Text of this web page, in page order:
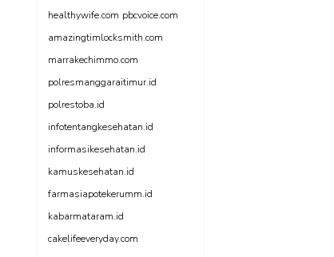
healthywife.com pbcvoice.com
amazingtimlocksmith.com
marrakechimmo.com
polresmanggaraitimur.id
polrestoba.id
infotentangkesehatan.id
informasikesehatan.id
kamuskesehatan.id
farmasiapotekerumm.id
kabarmataram.id
cakelifeeveryday.com